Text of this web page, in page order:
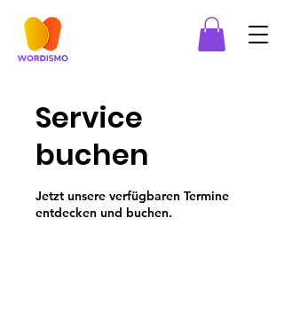
Service
buchen
Jetzt unsere verfügbaren Termine
entdecken und buchen.